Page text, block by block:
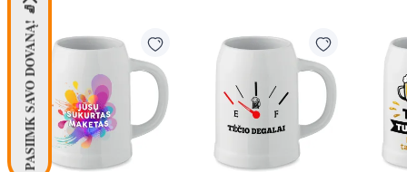
PASIIMK SAVO DOVANĄ! 🧦